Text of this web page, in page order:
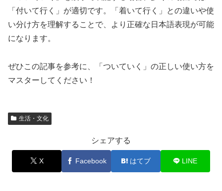
「付いて行く」が適切です。「着いて行く」との違いや使
い分け方を理解することで、より正確な日本語表現が可能
になります。
ぜひこの記事を参考に、「ついていく」の正しい使い方を
マスターしてください！
生活・文化
シェアする
X Facebook はてブ LINE